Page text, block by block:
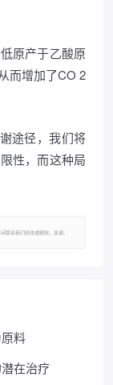
原产于乙酸原
而增加了CO 2
途径，我们将
性，而这种局
联系我们修改或删除，多谢。
料
在治疗